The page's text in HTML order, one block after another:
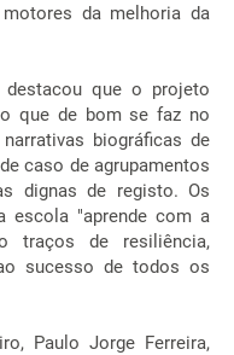
da melhoria da
que o projeto
que de bom se faz no
biográficas de
caso de agrupamentos
dignas de registo. Os
escola "aprende com a
traços de resiliência,
sucesso de todos os
Paulo Jorge Ferreira,